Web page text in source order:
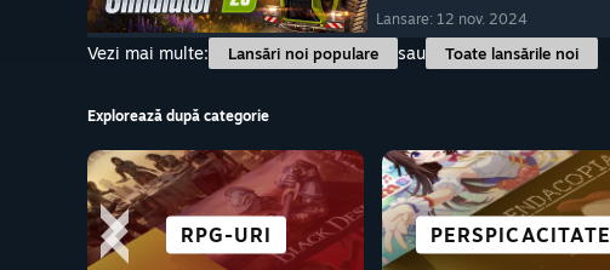
Lansare: 12 nov. 2024
Vezi mai multe:
Lansări noi populare sau Toate lansările noi
Explorează după categorie
RPG-URI PERSPICACITATE
ACȚIUNE SF ȘI CYBERPUNK
GRATUITE CURSE
STRATEGIE SUPRAVIEȚUIRE